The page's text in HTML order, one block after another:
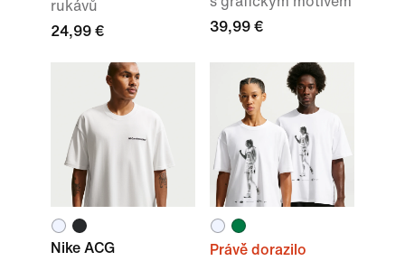
rukávů
24,99 €
39,99 €
Nike ACG
Právě dorazilo